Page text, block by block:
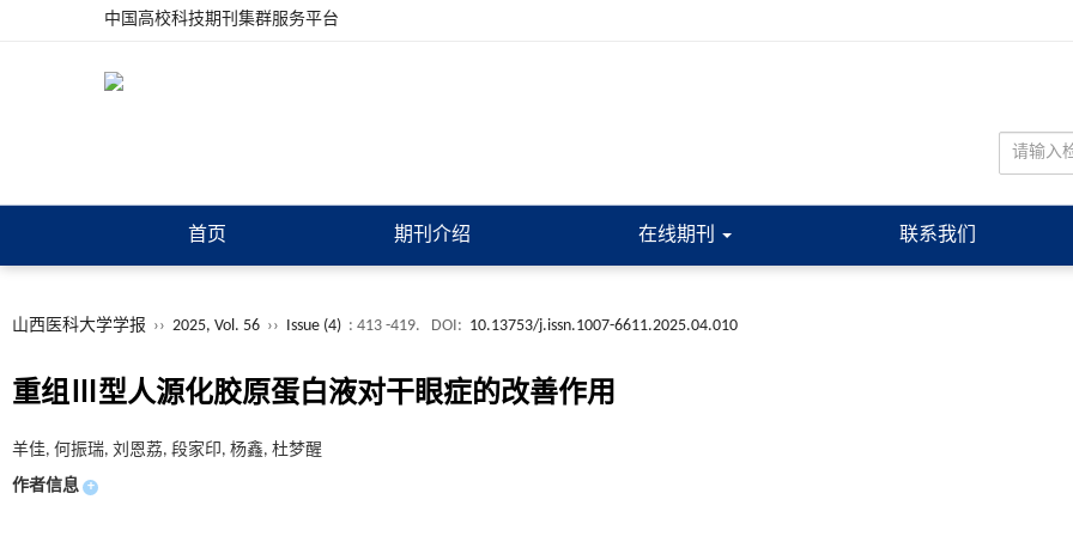
中国高校科技期刊集群服务平台
首页 期刊介绍 在线期刊 联系我们
山西医科大学学报 ›› 2025, Vol. 56 ›› Issue (4) : 413 -419. DOI: 10.13753/j.issn.1007-6611.2025.04.010
重组Ⅲ型人源化胶原蛋白液对干眼症的改善作用
羊佳, 何振瑞, 刘恩荔, 段家印, 杨鑫, 杜梦醒
作者信息 +